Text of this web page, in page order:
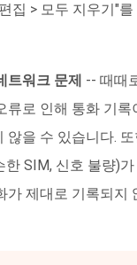
집 > 모두 지우기"
트워크 문제 -- 때때
류로 인해 통화 기록
않을 수 있습니다.
한 SIM, 신호 불량)
가 제대로 기록되지